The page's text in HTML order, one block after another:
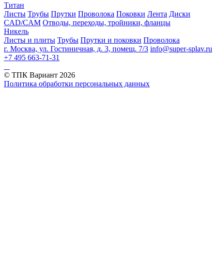
Титан
Листы Трубы Прутки Проволока Поковки Лента Диски
CAD/CAM Отводы, переходы, тройники, фланцы
Никель
Листы и плиты Трубы Прутки и поковки Проволока
г. Москва, ул. Гостиничная, д. 3, помещ. 7/3 info@super-splav.ru
+7 495 663-71-31
© ТПК Вариант 2026
Политика обработки персональных данных